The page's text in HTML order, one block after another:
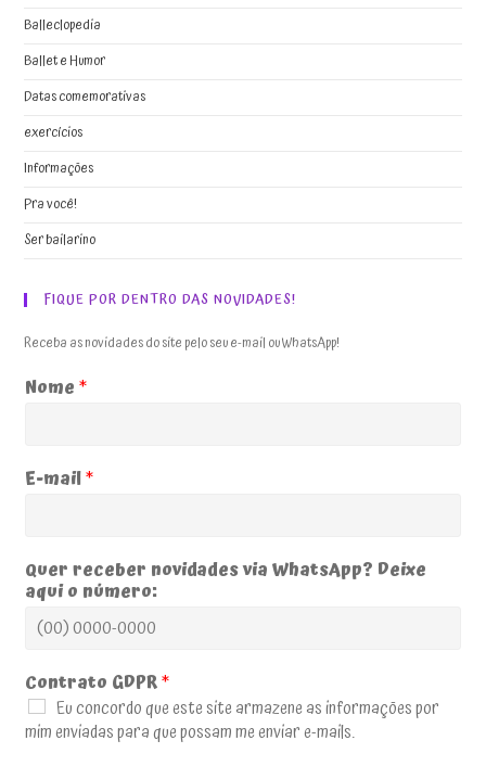
Balleclopedia
Ballet e Humor
Datas comemorativas
exercícios
Informações
Pra você!
Ser bailarino
FIQUE POR DENTRO DAS NOVIDADES!
Receba as novidades do site pelo seu e-mail ou WhatsApp!
Nome*
E-mail*
Quer receber novidades via WhatsApp? Deixe
aqui o número:
Contrato GDPR*
Eu concordo que este site armazene as informações por
mim enviadas para que possam me enviar e-mails.